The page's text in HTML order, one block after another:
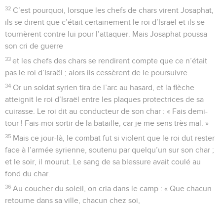
32 C’est pourquoi, lorsque les chefs de chars virent Josaphat,
ils se dirent que c’était certainement le roi d’Israël et ils se
tournèrent contre lui pour l’attaquer. Mais Josaphat poussa
son cri de guerre
33 et les chefs des chars se rendirent compte que ce n’était
pas le roi d’Israël ; alors ils cessèrent de le poursuivre.
34 Or un soldat syrien tira de l’arc au hasard, et la flèche
atteignit le roi d’Israël entre les plaques protectrices de sa
cuirasse. Le roi dit au conducteur de son char : « Fais demi-
tour ! Fais-moi sortir de la bataille, car je me sens très mal. »
35 Mais ce jour-là, le combat fut si violent que le roi dut rester
face à l’armée syrienne, soutenu par quelqu’un sur son char ;
et le soir, il mourut. Le sang de sa blessure avait coulé au
fond du char.
36 Au coucher du soleil, on cria dans le camp : « Que chacun
retourne dans sa ville, chacun chez soi,